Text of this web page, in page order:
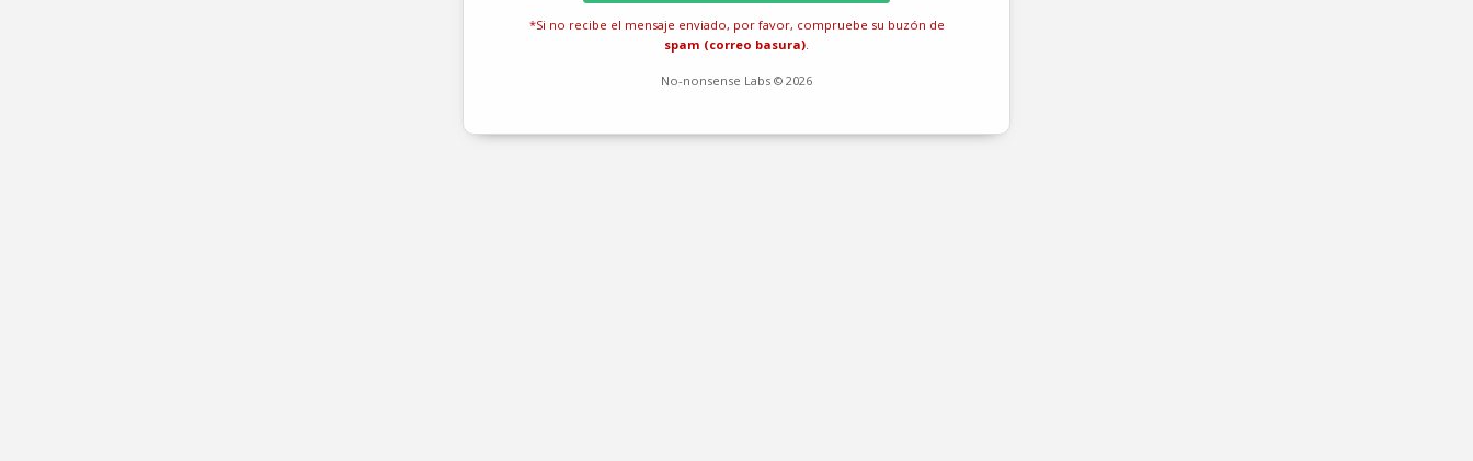
*Si no recibe el mensaje enviado, por favor, compruebe su buzón de
spam (correo basura)
No-nonsense Labs © 2026